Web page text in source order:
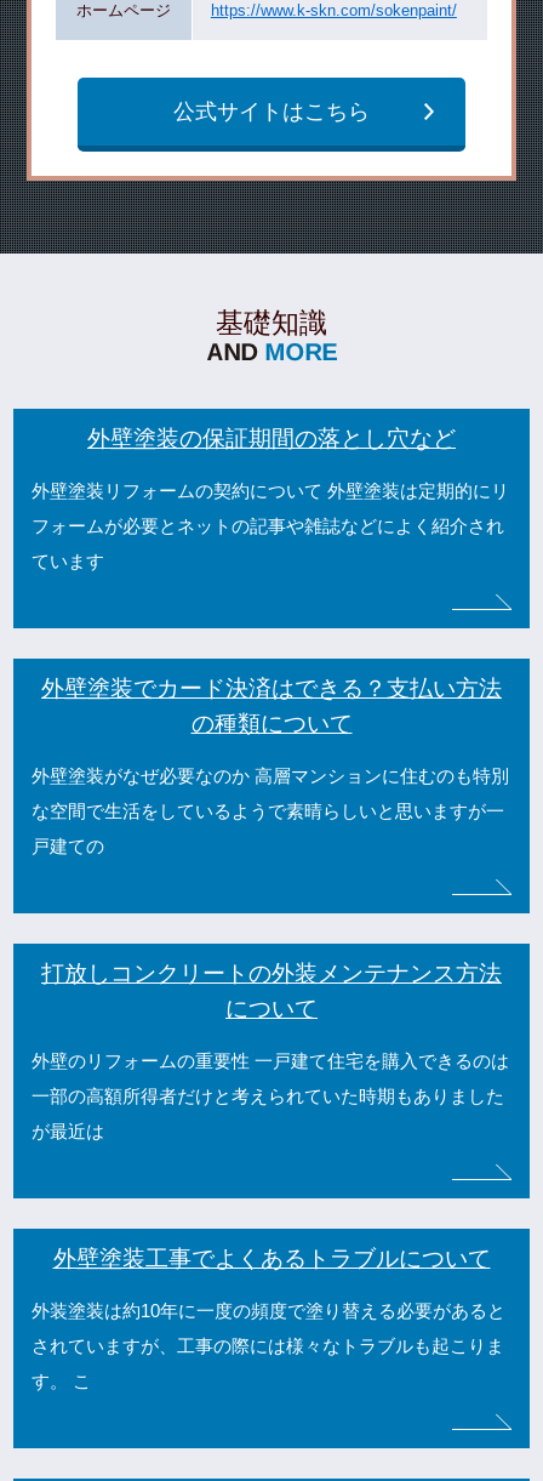
ホームページ https://www.k-skn.com/sokenpaint/
公式サイトはこちら
基礎知識
外壁塗装の保証期間の落とし穴など
外壁塗装リフォームの契約について 外壁塗装は定期的にリ
フォームが必要とネットの記事や雑誌などによく紹介され
ています
外壁塗装でカード決済はできる？支払い方法
の種類について
外壁塗装がなぜ必要なのか 高層マンションに住むのも特別
な空間で生活をしているようで素晴らしいと思いますが一
戸建ての
打放しコンクリートの外装メンテナンス方法
について
外壁のリフォームの重要性 一戸建て住宅を購入できるのは
一部の高額所得者だけと考えられていた時期もありました
が最近は
外壁塗装工事でよくあるトラブルについて
外装塗装は約10年に一度の頻度で塗り替える必要があると
されていますが、工事の際には様々なトラブルも起こりま
す。 こ